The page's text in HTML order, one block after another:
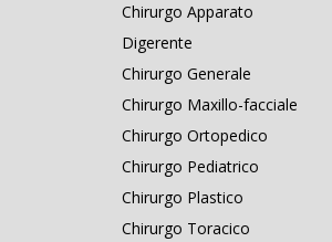
Chirurgo Apparato
Digerente
Chirurgo Generale
Chirurgo Maxillo-facciale
Chirurgo Ortopedico
Chirurgo Pediatrico
Chirurgo Plastico
Chirurgo Toracico